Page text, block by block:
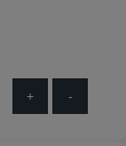
+ -